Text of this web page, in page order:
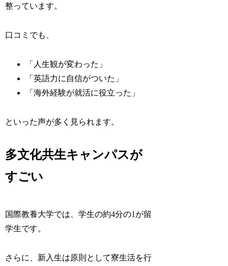
整っています。
口コミでも、
「人生観が変わった」
「英語力に自信がついた」
「海外経験が就活に役立った」
といった声が多く見られます。
多文化共生キャンパスが
すごい
国際教養大学では、学生の約4分の1が留
学生です。
さらに、新入生は原則として寮生活を行